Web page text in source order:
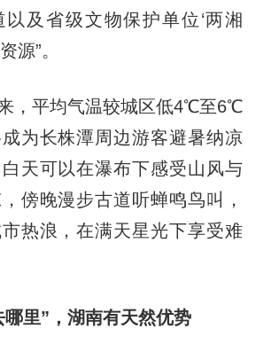
及省级文物保护单位‘两湘
源”。
平均气温较城区低4℃至6℃
为长株潭周边游客避暑纳凉
天可以在瀑布下感受山风与
傍晚漫步古道听蝉鸣鸟叫，
热浪，在满天星光下享受难
里”，湖南有天然优势